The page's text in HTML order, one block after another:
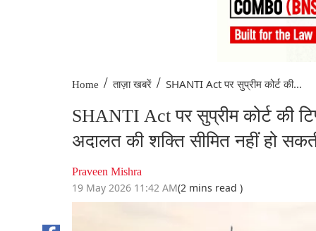
Home / ताज़ा खबरें / SHANTI Act पर सुप्रीम कोर्ट की...
SHANTI Act पर सुप्रीम कोर्ट की
अदालत की शक्ति सीमित नहीं हो
Praveen Mishra
19 May 2026 11:42 AM(2 mins read )